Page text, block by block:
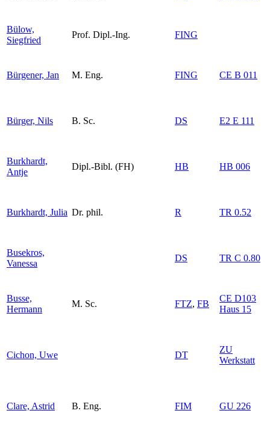
Bülow,
Siegfried
Prof. Dipl.-Ing. FING
Bürgener, Jan M. Eng. FING CE B 011
Bürger, Nils B. Sc. DS E2 E 111
Burkhardt,
Antje
Dipl.-Bibl. (FH) HB HB 006
Burkhardt, Julia Dr. phil. R TR 0.52
Busekros,
Vanessa
DS TR C 0.80
Busse,
Hermann
M. Sc. FTZ, FB
CE D103
Haus 15
Cichon, Uwe DT
ZU
Werkstatt
Clare, Astrid B. Eng. FIM GU 226